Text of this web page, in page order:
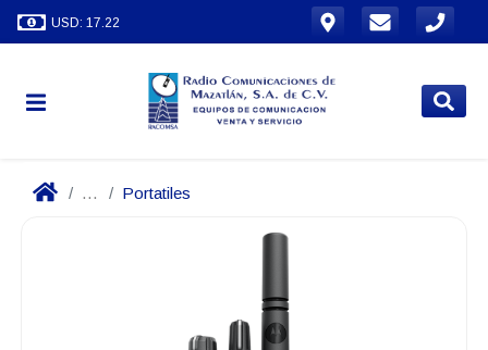
USD: 17.22
... Portatiles